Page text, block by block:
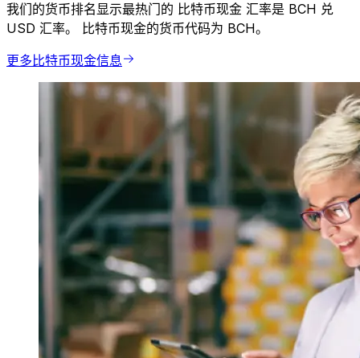
我们的货币排名显示最热门的 比特币现金 汇率是 BCH 兑
USD 汇率。 比特币现金的货币代码为 BCH。
更多比特币现金信息